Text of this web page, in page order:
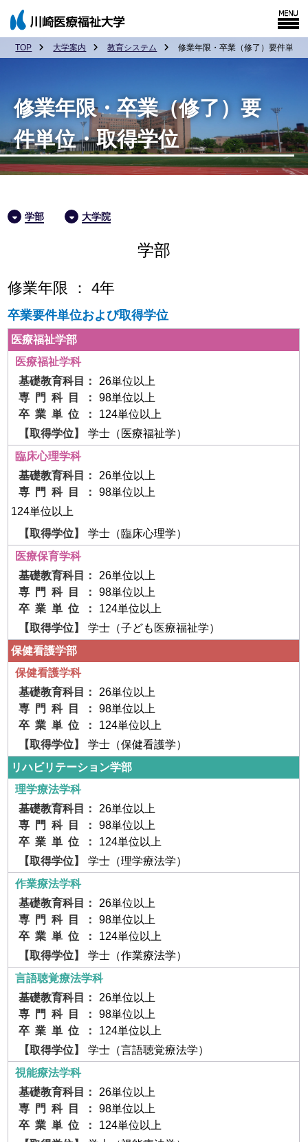
TOP 大学案内 教育システム 修業年限・卒業（修了）要件単位
修業年限・卒業（修了）要
件単位・取得学位
学部 大学院
学部
修業年限 ： 4年
卒業要件単位および取得学位
医療福祉学部
医療福祉学科
26単位以上
98単位以上
124単位以上
学士（医療福祉学）
臨床心理学科
26単位以上
98単位以上
124単位以上
学士（臨床心理学）
医療保育学科
26単位以上
98単位以上
124単位以上
学士（子ども医療福祉学）
保健看護学部
保健看護学科
26単位以上
98単位以上
124単位以上
学士（保健看護学）
リハビリテーション学部
理学療法学科
26単位以上
98単位以上
124単位以上
学士（理学療法学）
作業療法学科
26単位以上
98単位以上
124単位以上
学士（作業療法学）
言語聴覚療法学科
26単位以上
98単位以上
124単位以上
学士（言語聴覚療法学）
視能療法学科
26単位以上
98単位以上
124単位以上